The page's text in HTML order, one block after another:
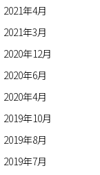
2021年4月
2021年3月
2020年12月
2020年6月
2020年4月
2019年10月
2019年8月
2019年7月